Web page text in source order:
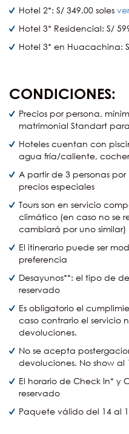
Hotel 2*: S/ 349.00 soles
Hotel 3* Residencial: S/
Hotel 3* en Huacachina:
CONDICIONES:
Precios por persona,
matrimonial Standart
Hoteles cuentan con
agua fría/caliente,
A partir de 3 personas
precios especiales
Tours son en servicio
climático (en caso no se
cambiará por uno similar)
El itinerario puede ser
preferencia
Desayunos**: el tipo de
reservado
Es obligatorio el
caso contrario el servicio
devoluciones.
No se acepta
devoluciones. No show al
El horario de Check In* y
reservado
Paquete válido del 14 al